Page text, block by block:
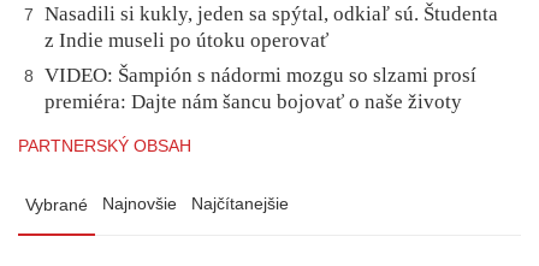
7
Nasadili si kukly, jeden sa spýtal, odkiaľ sú. Študenta
z Indie museli po útoku operovať
8
VIDEO: Šampión s nádormi mozgu so slzami prosí
premiéra: Dajte nám šancu bojovať o naše životy
PARTNERSKÝ OBSAH
Vybrané Najnovšie Najčítanejšie